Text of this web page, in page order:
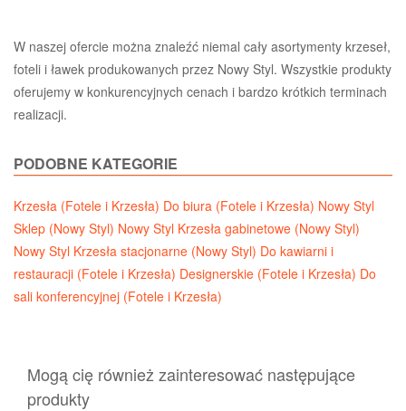
W naszej ofercie można znaleźć niemal cały asortymenty krzeseł,
foteli i ławek produkowanych przez Nowy Styl. Wszystkie produkty
oferujemy w konkurencyjnych cenach i bardzo krótkich terminach
realizacji.
PODOBNE KATEGORIE
Krzesła (Fotele i Krzesła) Do biura (Fotele i Krzesła) Nowy Styl
Sklep (Nowy Styl) Nowy Styl Krzesła gabinetowe (Nowy Styl)
Nowy Styl Krzesła stacjonarne (Nowy Styl) Do kawiarni i
restauracji (Fotele i Krzesła) Designerskie (Fotele i Krzesła) Do
sali konferencyjnej (Fotele i Krzesła)
Mogą cię również zainteresować następujące
produkty